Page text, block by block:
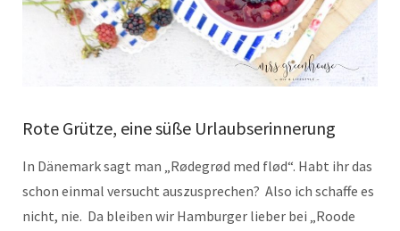
Rote Grütze, eine süße Urlaubserinnerung
In Dänemark sagt man „Rødegrød med flød“. Habt ihr das
schon einmal versucht auszusprechen? Also ich schaffe es
nicht, nie. Da bleiben wir Hamburger lieber bei „Roode